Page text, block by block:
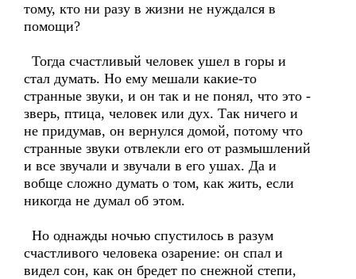
тому, кто ни разу в жизни не нуждался в
помощи?
Тогда счастливый человек ушел в горы и
стал думать. Но ему мешали какие-то
странные звуки, и он так и не понял, что это -
зверь, птица, человек или дух. Так ничего и
не придумав, он вернулся домой, потому что
странные звуки отвлекли его от размышлений
и все звучали и звучали в его ушах. Да и
вобще сложно думать о том, как жить, если
никогда не думал об этом.
Но однажды ночью спустилось в разум
счастливого человека озарение: он спал и
видел сон, как он бредет по снежной степи,